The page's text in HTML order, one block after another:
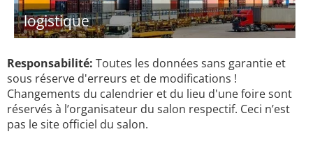
logistique
Responsabilité: Toutes les données sans garantie et
sous réserve d'erreurs et de modifications !
Changements du calendrier et du lieu d'une foire sont
réservés à l’organisateur du salon respectif. Ceci n’est
pas le site officiel du salon.